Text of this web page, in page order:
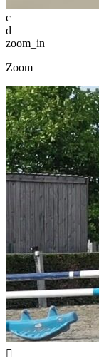
c
d
zoom_in
Zoom
